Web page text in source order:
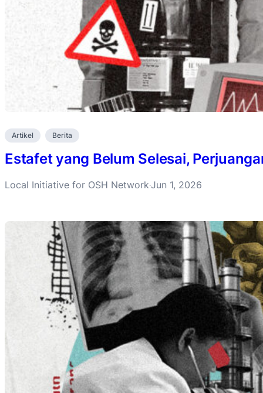
Artikel Berita
Estafet yang Belum Selesai,
Local Initiative for OSH Network·Jun 1, 2026